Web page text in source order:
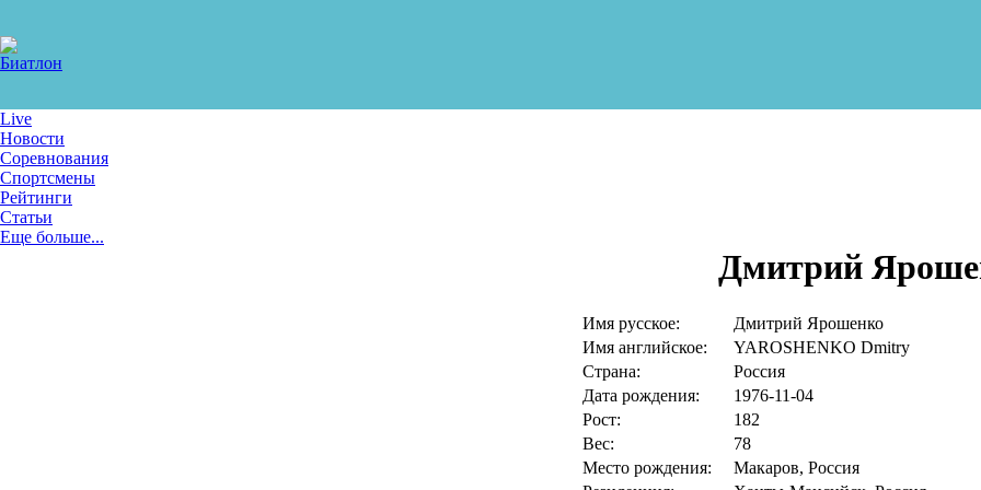
Live
Новости
Соревнования
Спортсмены
Рейтинги
Статьи
Еще больше...
Дмитрий
Имя русское:
Дмитрий Ярошенко
Имя английское:
YAROSHENKO Dmitry
Страна:
Россия
Дата рождения:
1976-11-04
Рост:
182
Вес:
78
Место рождения:
Макаров, Россия